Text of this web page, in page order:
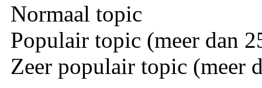
Normaal topic
Populair topic (meer dan
Zeer populair topic (meer